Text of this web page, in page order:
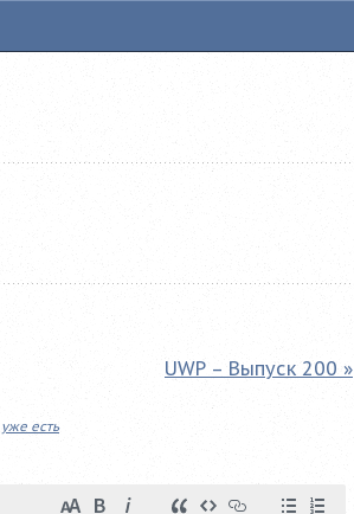
UWP – Выпуск 200 »
уже есть